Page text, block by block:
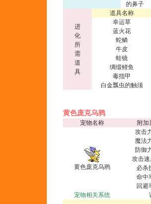
的鼻子
进
化
所
需
道
具
道具名称
幸运草
蓝火花
蛇鳞
牛皮
蛙镜
绸缎鲤鱼
毒指甲
白金瓢虫的触须
黄色庞克乌鸦
宠物名称 附加
黄色庞克乌鸦
攻击
魔法
防御
攻击
必杀
命中
回避
宠物相关系统